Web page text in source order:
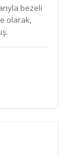
bezeli
olarak,